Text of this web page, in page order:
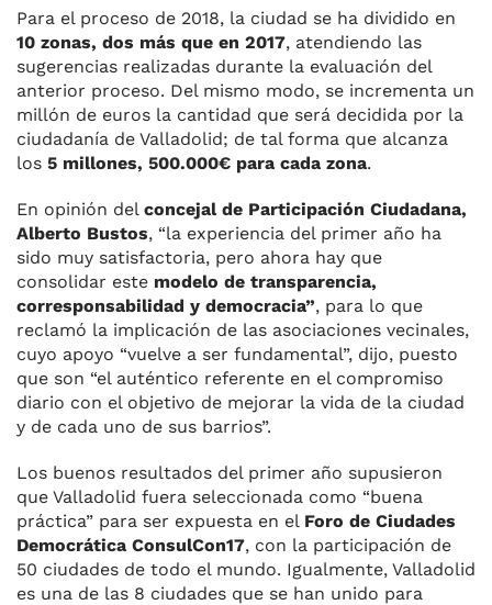
Para el proceso de 2018, la ciudad se ha dividido en
10 zonas, dos más que en 2017, atendiendo las
sugerencias realizadas durante la evaluación del
anterior proceso. Del mismo modo, se incrementa un
millón de euros la cantidad que será decidida por la
ciudadanía de Valladolid; de tal forma que alcanza
los 5 millones, 500.000€ para cada zona.
En opinión del concejal de Participación Ciudadana,
Alberto Bustos, “la experiencia del primer año ha
sido muy satisfactoria, pero ahora hay que
consolidar este modelo de transparencia,
corresponsabilidad y democracia”, para lo que
reclamó la implicación de las asociaciones vecinales,
cuyo apoyo “vuelve a ser fundamental”, dijo, puesto
que son “el auténtico referente en el compromiso
diario con el objetivo de mejorar la vida de la ciudad
y de cada uno de sus barrios”.
Los buenos resultados del primer año supusieron
que Valladolid fuera seleccionada como “buena
práctica” para ser expuesta en el Foro de Ciudades
Democrática ConsulCon17, con la participación de
50 ciudades de todo el mundo. Igualmente, Valladolid
es una de las 8 ciudades que se han unido para